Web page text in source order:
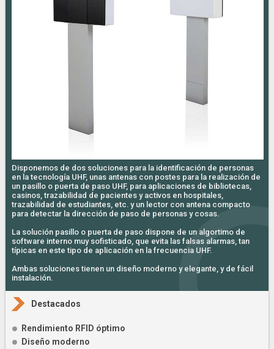
Disponemos de dos soluciones para la identificación de personas
en la tecnología UHF, unas antenas con postes para la realización de
un pasillo o puerta de paso UHF, para aplicaciones de bibliotecas,
casinos, trazabilidad de pacientes y activos en hospitales,
trazabilidad de estudiantes, etc. y un lector con antena compacto
para detectar la dirección de paso de personas y cosas.
La solución pasillo o puerta de paso dispone de un algortimo de
software interno muy sofisticado, que evita las falsas alarmas, tan
típicas en este tipo de aplicación en la frecuencia UHF.
Ambas soluciones tienen un diseño moderno y elegante, y de fácil
instalación.
Destacados
Rendimiento RFID óptimo
Diseño moderno